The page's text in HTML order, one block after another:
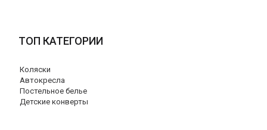
ТОП КАТЕГОРИИ
Коляски
Автокресла
Постельное белье
Детские конверты